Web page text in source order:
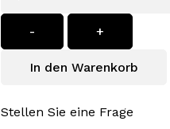
- +
In den Warenkorb
Stellen Sie eine Frage